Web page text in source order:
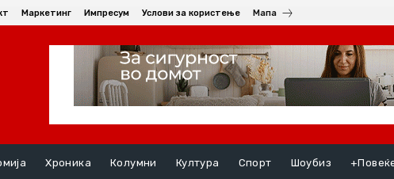
Маркетинг Импресум Услови за користење Мапа
Хроника Колумни Култура Спорт Шоубиз